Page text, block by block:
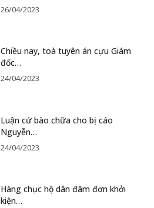
26/04/2023
Chiều nay, toà tuyên án cựu Giám
đốc…
24/04/2023
Luận cứ bào chữa cho bị cáo
Nguyễn…
24/04/2023
Hàng chục hộ dân đâm đơn khởi
kiện…